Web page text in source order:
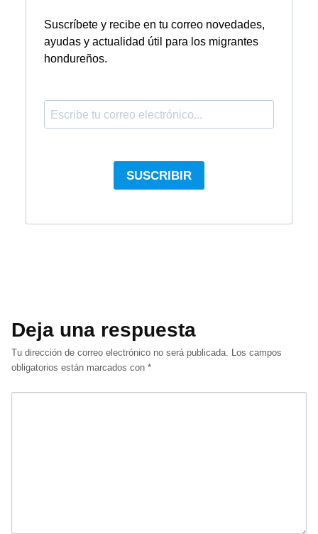
Deja una respuesta
Tu dirección de correo electrónico no será publicada. Los campos
obligatorios están marcados con *